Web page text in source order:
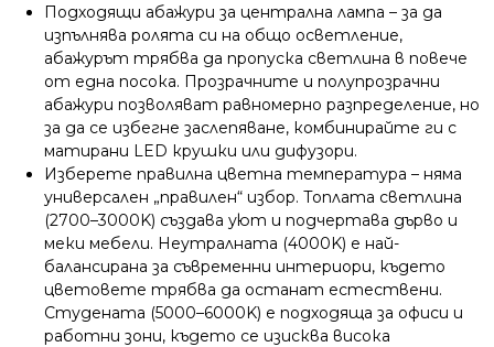
Подходящи абажури за централна лампа – за да
изпълнява ролята си на общо осветление,
абажурът трябва да пропуска светлина в повече
от една посока. Прозрачните и полупрозрачни
абажури позволяват равномерно разпределение, но
за да се избегне заслепяване, комбинирайте ги с
матирани LED крушки или дифузори.
Изберете правилна цветна температура – няма
универсален „правилен“ избор. Топлата светлина
(2700–3000K) създава уют и подчертава дърво и
меки мебели. Неутралната (4000K) е най-
балансирана за съвременни интериори, където
цветовете трябва да останат естествени.
Студената (5000–6000K) е подходяща за офиси и
работни зони, където се изисква висока